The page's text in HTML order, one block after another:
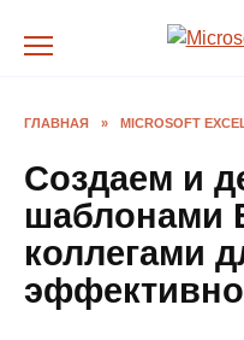
ГЛАВНАЯ » MICROSOFT
Создаем и
шаблонами
коллегами
эффективно